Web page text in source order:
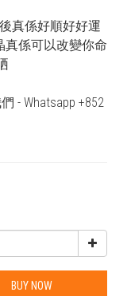
真係好順好好運
真係可以改變你命
- Whatsapp +852
BUY NOW